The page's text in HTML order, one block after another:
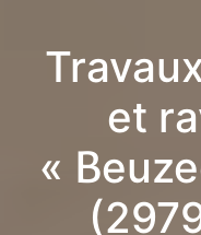
et
«